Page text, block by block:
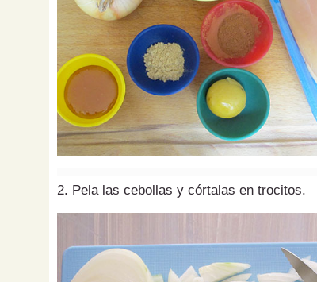
2. Pela las cebollas y córtalas en trocitos.